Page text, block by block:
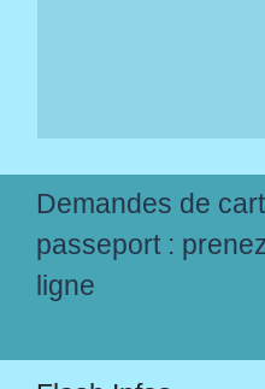
Demandes de
passeport :
ligne